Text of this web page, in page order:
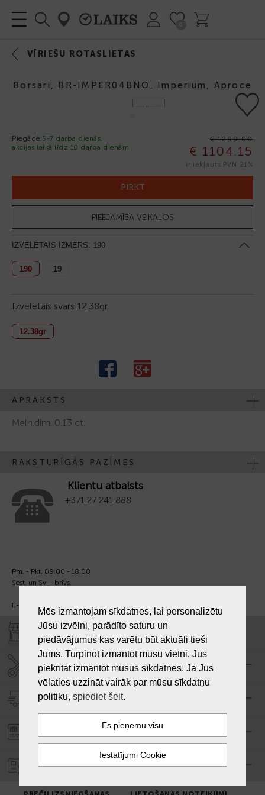
VĪRIEŠU ROTASLIETAS
Borsari, BR-IMPER04BNO, Imperium, Aproce
DIMANTS
Piegāde:5-7 darba dienās,
akcijas laikā līdz 10 darba dienām
€ 1299.00
€ 1104.15
ir iekļauts PVN 21%
PIRKT
PIEEJAMĪBA VEIKALOS
IZVĒLĒTAIS IZMĒRS: 190
190 19
Izvēlētais svars 12.38gr
12.38gr
APRAKSTS
Meln.dim. 0.13 ct.
RAKSTURĪGĀS PAZĪMES
Klientu atbalsts
+371 27 241 888
Pm. - Pkt. 09:00 - 18:00
Sest. un Sv. - brīvs.
E-pasts:
VEIKALI "LAIKS"
SERVISA CENTRS "LAIKS"
PIEGĀDE
PASŪTĪJUMA APMAKSA
GARANTIJA
Mēs izmantojam sīkdatnes, lai personalizētu
Jūsu izvēlni, parādīto saturu un
piedāvājumus kas varētu būt aktuāli tieši
Jums. Turpinot izmantot mūsu vietni, Jūs
piekrītat izmantot mūsus sīkdatnes. Ja Jūs
vēlaties uzzināt vairāk par mūsu sīkdatņu
politiku, spiediet šeit.